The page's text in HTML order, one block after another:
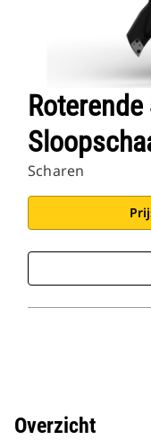
Scharen
Overzicht